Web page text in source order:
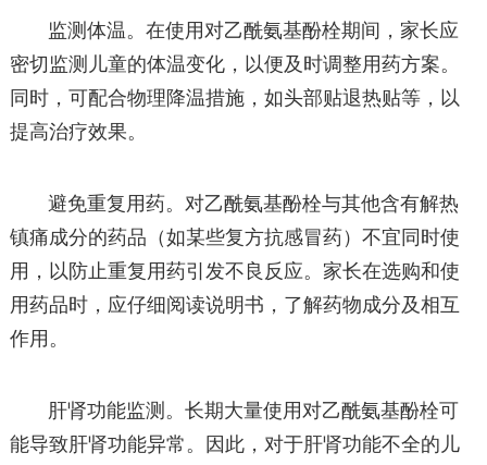
监测体温。在使用对乙酰氨基酚栓期间，家长应
密切监测儿童的体温变化，以便及时调整用药方案。
同时，可配合物理降温措施，如头部贴退热贴等，以
提高治疗效果。
避免重复用药。对乙酰氨基酚栓与其他含有解热
镇痛成分的药品（如某些复方抗感冒药）不宜同时使
用，以防止重复用药引发不良反应。家长在选购和使
用药品时，应仔细阅读说明书，了解药物成分及相互
作用。
肝肾功能监测。长期大量使用对乙酰氨基酚栓可
能导致肝肾功能异常。因此，对于肝肾功能不全的儿